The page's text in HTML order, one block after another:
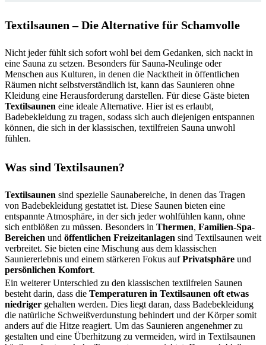
Textilsaunen – Die Alternative für Schamvolle
Nicht jeder fühlt sich sofort wohl bei dem Gedanken, sich nackt in
eine Sauna zu setzen. Besonders für Sauna-Neulinge oder
Menschen aus Kulturen, in denen die Nacktheit in öffentlichen
Räumen nicht selbstverständlich ist, kann das Saunieren ohne
Kleidung eine Herausforderung darstellen. Für diese Gäste bieten
Textilsaunen eine ideale Alternative. Hier ist es erlaubt,
Badebekleidung zu tragen, sodass sich auch diejenigen entspannen
können, die sich in der klassischen, textilfreien Sauna unwohl
fühlen.
Was sind Textilsaunen?
Textilsaunen sind spezielle Saunabereiche, in denen das Tragen
von Badebekleidung gestattet ist. Diese Saunen bieten eine
entspannte Atmosphäre, in der sich jeder wohlfühlen kann, ohne
sich entblößen zu müssen. Besonders in Thermen, Familien-Spa-
Bereichen und öffentlichen Freizeitanlagen sind Textilsaunen weit
verbreitet. Sie bieten eine Mischung aus dem klassischen
Sauniererlebnis und einem stärkeren Fokus aufPrivatsphäre und
persönlichen Komfort.
Ein weiterer Unterschied zu den klassischen textilfreien Saunen
besteht darin, dass die Temperaturen in Textilsaunen oft etwas
niedriger gehalten werden. Dies liegt daran, dass Badebekleidung
die natürliche Schweißverdunstung behindert und der Körper somit
anders auf die Hitze reagiert. Um das Saunieren angenehmer zu
gestalten und eine Überhitzung zu vermeiden, wird in Textilsaunen